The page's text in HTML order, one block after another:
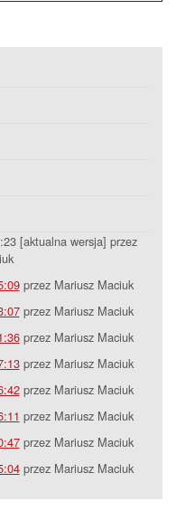
[aktualna wersja] przez
przez Mariusz Maciuk
przez Mariusz Maciuk
przez Mariusz Maciuk
przez Mariusz Maciuk
przez Mariusz Maciuk
przez Mariusz Maciuk
przez Mariusz Maciuk
przez Mariusz Maciuk